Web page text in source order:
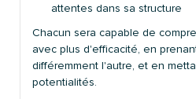
attentes dans sa structure
Chacun sera capable de
avec plus d'efficacité, en
différemment l'autre, et en
potentialités.